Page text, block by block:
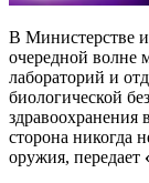
В Министерстве
очередной волне
лабораторий и
биологической
здравоохранения
сторона никогда
оружия, передает